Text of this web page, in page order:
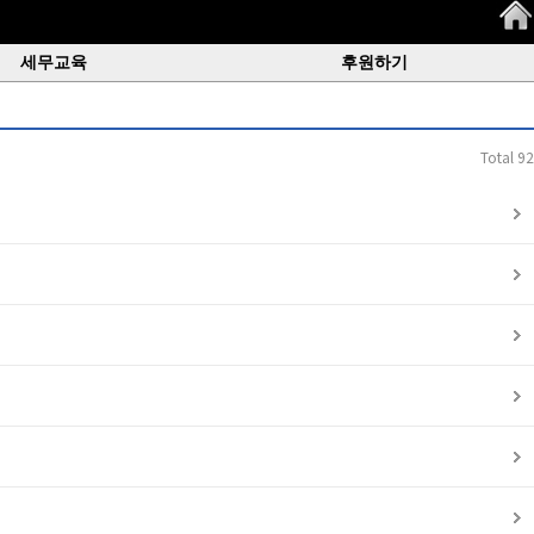
세무교육 후원하기
Total 92